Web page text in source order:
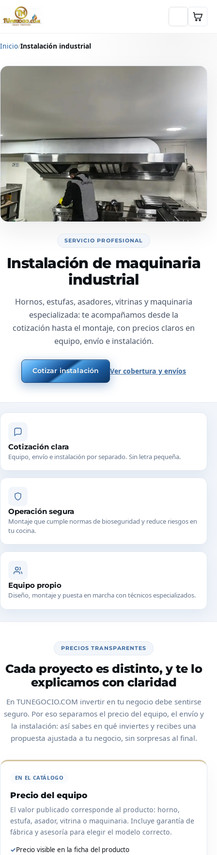
Inicio Instalación industrial
SERVICIO PROFESIONAL
Instalación de maquinaria
industrial
Hornos, estufas, asadores, vitrinas y maquinaria
especializada: te acompañamos desde la
cotización hasta el montaje, con precios claros en
equipo, envío e instalación.
Cotizar instalación Ver cobertura y envíos
Cotización clara
Equipo, envío e instalación por separado. Sin letra pequeña.
Operación segura
Montaje que cumple normas de bioseguridad y reduce riesgos en
tu cocina.
Equipo propio
Diseño, montaje y puesta en marcha con técnicos especializados.
PRECIOS TRANSPARENTES
Cada proyecto es distinto, y te lo
explicamos con claridad
En TUNEGOCIO.COM invertir en tu negocio debe sentirse
seguro. Por eso separamos el precio del equipo, el envío y
la instalación: así sabes en qué inviertes y recibes una
propuesta ajustada a tu negocio, sin sorpresas al final.
EN EL CATÁLOGO
Precio del equipo
El valor publicado corresponde al producto: horno,
estufa, asador, vitrina o maquinaria. Incluye garantía de
fábrica y asesoría para elegir el modelo correcto.
✓Precio visible en la ficha del producto